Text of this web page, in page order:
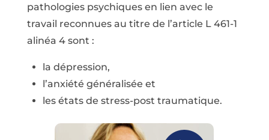
pathologies psychiques en lien avec le
travail reconnues au titre de l’article L 461-1
alinéa 4 sont :
la dépression,
l’anxiété généralisée et
les états de stress-post traumatique.